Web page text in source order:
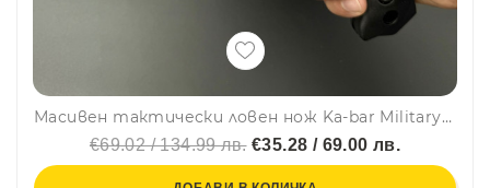
Масивен тактически ловен нож Ka-bar Military BK02 Black - черно острие
€69.02 / 134.99 лв.€35.28 / 69.00 лв.